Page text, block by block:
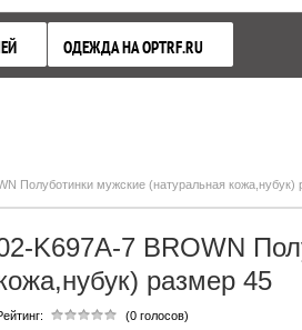
ОДЕЖДА НА OPTRF.RU
Полуботинки мужские (натуральная кожа,нубук)
K697A-7 BROWN
размер 45
(0 голосов)